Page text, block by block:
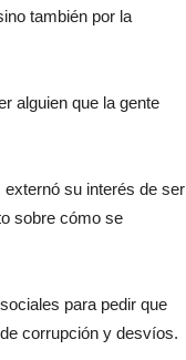
también por la
alguien que la gente
su interés de ser
sobre cómo se
para pedir que
corrupción y desvíos.